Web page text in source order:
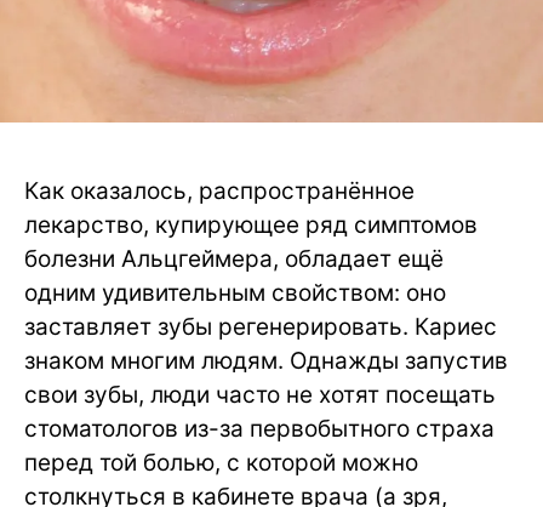
Как оказалось, распространённое
лекарство, купирующее ряд симптомов
болезни Альцгеймера, обладает ещё
одним удивительным свойством: оно
заставляет зубы регенерировать. Кариес
знаком многим людям. Однажды запустив
свои зубы, люди часто не хотят посещать
стоматологов из-за первобытного страха
перед той болью, с которой можно
столкнуться в кабинете врача (а зря,